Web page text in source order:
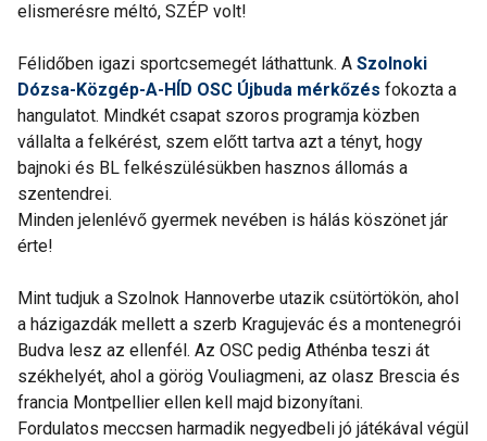
elismerésre méltó, SZÉP volt!
Félidőben igazi sportcsemegét láthattunk. A Szolnoki
Dózsa-Közgép-A-HÍD OSC Újbuda mérkőzés fokozta a
hangulatot. Mindkét csapat szoros programja közben
vállalta a felkérést, szem előtt tartva azt a tényt, hogy
bajnoki és BL felkészülésükben hasznos állomás a
szentendrei.
Minden jelenlévő gyermek nevében is hálás köszönet jár
érte!
Mint tudjuk a Szolnok Hannoverbe utazik csütörtökön, ahol
a házigazdák mellett a szerb Kragujevác és a montenegrói
Budva lesz az ellenfél. Az OSC pedig Athénba teszi át
székhelyét, ahol a görög Vouliagmeni, az olasz Brescia és
francia Montpellier ellen kell majd bizonyítani.
Fordulatos meccsen harmadik negyedbeli jó játékával végül